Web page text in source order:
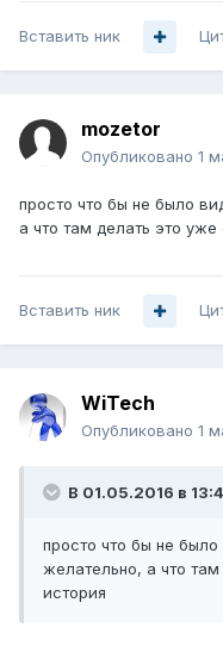
Вставить ник
mozetor
Опубликовано 1
просто что бы не было
а что там делать это
Вставить ник
WiTech
Опубликовано 1
В 01.05.2016 в
просто что бы не было
желательно, а что
история